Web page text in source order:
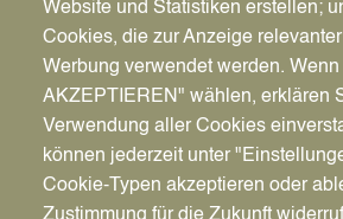
Pfadnavigation
Wirtschaft | Bauen | Umwelt
Website und Statistiken erstellen;
Cookies, die zur Anzeige
Werbung verwendet werden.
AKZEPTIEREN" wählen, erklären
Verwendung aller Cookies
können jederzeit unter
Cookie-Typen akzeptieren oder